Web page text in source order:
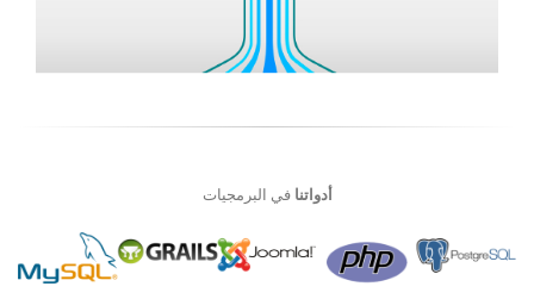
أدواتنا في البرمجيات